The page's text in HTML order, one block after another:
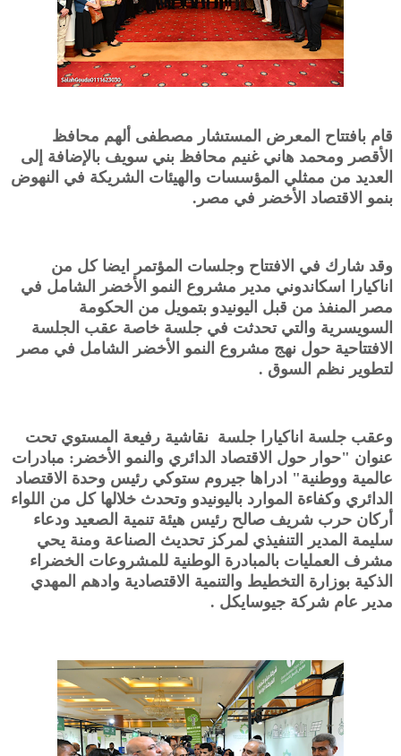
قام بافتتاح المعرض المستشار مصطفى ألهم محافظ
الأقصر ومحمد هاني غنيم محافظ بني سويف بالإضافة إلى
العديد من ممثلي المؤسسات والهيئات الشريكة في النهوض
بنمو الاقتصاد الأخضر في مصر.
وقد شارك في الافتتاح وجلسات المؤتمر ايضا كل من
اناكيارا اسكاندوني مدير مشروع النمو الأخضر الشامل في
مصر المنفذ من قبل اليونيدو بتمويل من الحكومة
السويسرية والتي تحدثت في جلسة خاصة عقب الجلسة
الافتتاحية حول نهج مشروع النمو الأخضر الشامل في مصر
لتطوير نظم السوق .
وعقب جلسة اناكيارا جلسة نقاشية رفيعة المستوي تحت
عنوان "حوار حول الاقتصاد الدائري والنمو الأخضر: مبادرات
عالمية ووطنية" ادراها جيروم ستوكي رئيس وحدة الاقتصاد
الدائري وكفاءة الموارد باليونيدو وتحدث خلالها كل من اللواء
أركان حرب شريف صالح رئيس هيئة تنمية الصعيد ودعاء
سليمة المدير التنفيذي لمركز تحديث الصناعة ومنة يحي
مشرف العمليات بالمبادرة الوطنية للمشروعات الخضراء
الذكية بوزارة التخطيط والتنمية الاقتصادية وادهم المهدي
مدير عام شركة جيوسايكل .